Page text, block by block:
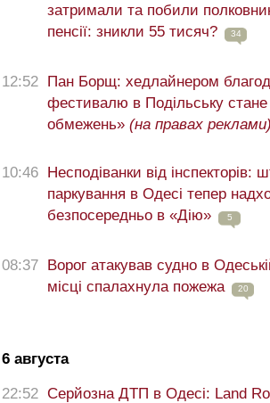
затримали та побили
пенсії: зникли 55 тисяч?
34
12:52 Пан Борщ: хедлайнером
фестивалю в Подільську стане
обмежень» (на правах реклами)
10:46 Несподіванки від інспекторів:
паркування в Одесі тепер
безпосередньо в «Дію»
5
08:37 Ворог атакував судно в
місці спалахнула пожежа
20
6 августа
22:52 Серйозна ДТП в Одесі: Land